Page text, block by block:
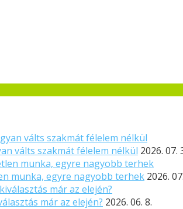
válts szakmát félelem nélkül 2026. 07.
munka, egyre nagyobb terhek 2026.
már az elején? 2026. 06. 8.